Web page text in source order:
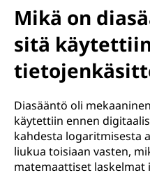
Mikä on
sitä
Diasääntö oli
käytettiin ennen
kahdesta logaritmisesta
liukua toisiaan vasten,
matemaattiset laskelmat